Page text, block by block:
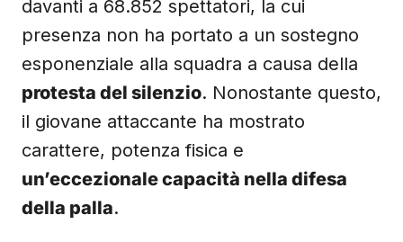
davanti a 68.852 spettatori, la cui
presenza non ha portato a un sostegno
esponenziale alla squadra a causa della
protesta del silenzio. Nonostante questo,
il giovane attaccante ha mostrato
carattere, potenza fisica e
un’eccezionale capacità nella difesa
della palla.